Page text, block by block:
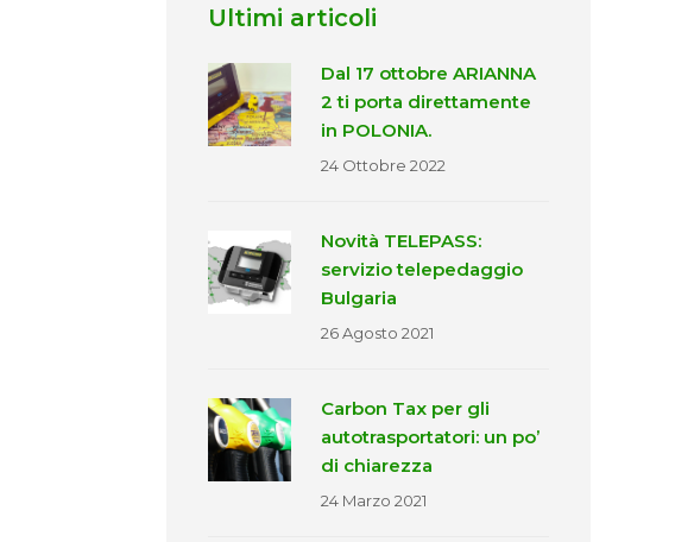
Ultimi articoli
Dal 17 ottobre ARIANNA
2 ti porta direttamente
in POLONIA.
24 Ottobre 2022
Novità TELEPASS:
servizio telepedaggio
Bulgaria
26 Agosto 2021
Carbon Tax per gli
autotrasportatori: un po’
di chiarezza
24 Marzo 2021